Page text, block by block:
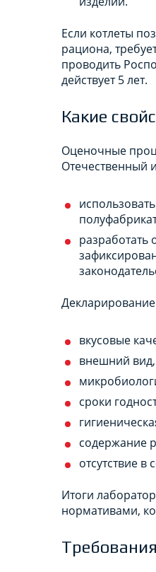
Если котлеты
рациона,
проводить
действует 5 лет.
Какие
Оценочные
Отечественный
разработать
вкусовые
внешний
сроки
содержание
отсутствие в
Итоги
нормативами,